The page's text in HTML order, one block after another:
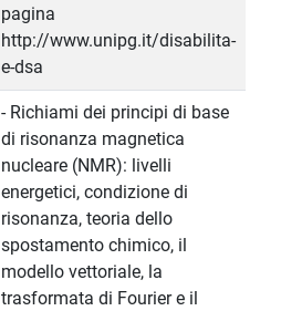
pagina
http://www.unipg.it/disabilita-
e-dsa
- Richiami dei principi di base
di risonanza magnetica
nucleare (NMR): livelli
energetici, condizione di
risonanza, teoria dello
spostamento chimico, il
modello vettoriale, la
trasformata di Fourier e il